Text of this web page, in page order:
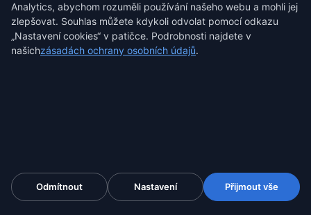
10 razítek
49,99 $
Každé zachycení eIDAS SnapPack obsahuje i kotvu Bitcoin
OpenTimestamps — obě vrstvy v jednom ZIP.
Zajistit inzerát — od 4,99 $
Analytics, abychom rozuměli používání našeho webu a mohli jej
zlepšovat. Souhlas můžete kdykoli odvolat pomocí odkazu
„Nastavení cookies“ v patičce. Podrobnosti najdete v
našichzásadách ochrany osobních údajů.
Odmítnout Nastavení Přijmout vše